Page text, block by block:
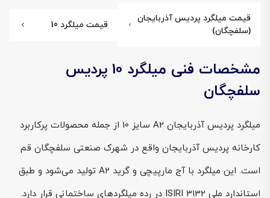
قیمت میلگرد پردیس آذربایجان
(سلفچگان)
قیمت میلگرد 10
مشخصات فنی میلگرد 10 پردیس
سلفچگان
میلگرد پردیس آذربایجان A2 سایز 10 از جمله محصولات پرکاربرد
کارخانه پردیس آذربایجان واقع در شهرک صنعتی سلفچگان قم
است. این میلگرد با آج مارپیچی و گرید A2 تولید می‌شود و طبق
استاندارد ملی ISIRI 3132 در رده میلگردهای ساختمانی قرار دارد.